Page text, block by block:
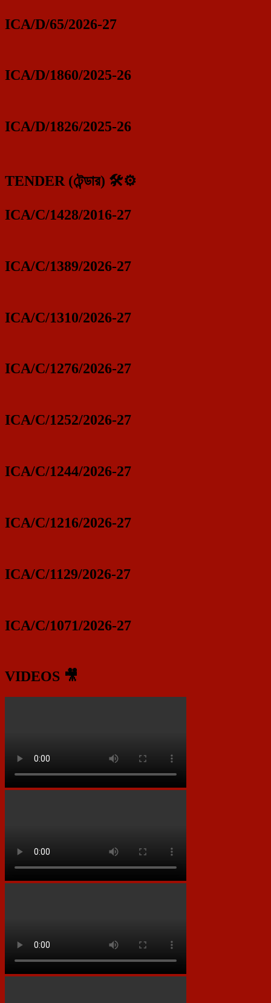
ICA/D/65/2026-27
ICA/D/1860/2025-26
ICA/D/1826/2025-26
TENDER (টেন্ডার) 🛠️⚙️
ICA/C/1428/2016-27
ICA/C/1389/2026-27
ICA/C/1310/2026-27
ICA/C/1276/2026-27
ICA/C/1252/2026-27
ICA/C/1244/2026-27
ICA/C/1216/2026-27
ICA/C/1129/2026-27
ICA/C/1071/2026-27
VIDEOS 🎥